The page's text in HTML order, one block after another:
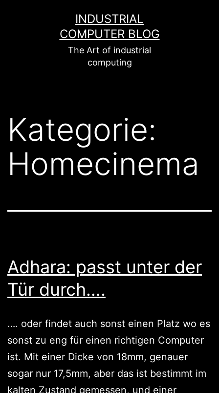
INDUSTRIAL
COMPUTER BLOG
The Art of industrial
computing
Kategorie:
Homecinema
Adhara: passt unter der
Tür durch….
…. oder findet auch sonst einen Platz wo es
sonst zu eng für einen richtigen Computer
ist. Mit einer Dicke von 18mm, genauer
sogar nur 17,5mm, aber das ist bestimmt im
kalten Zustand gemessen, und einer